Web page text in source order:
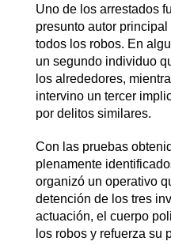
Uno de los arrestados
presunto autor
todos los robos. En
un segundo individuo
los alrededores,
intervino un tercer
por delitos similares.
Con las pruebas
plenamente
organizó un operativo
detención de los tres
actuación, el cuerpo
los robos y refuerza su